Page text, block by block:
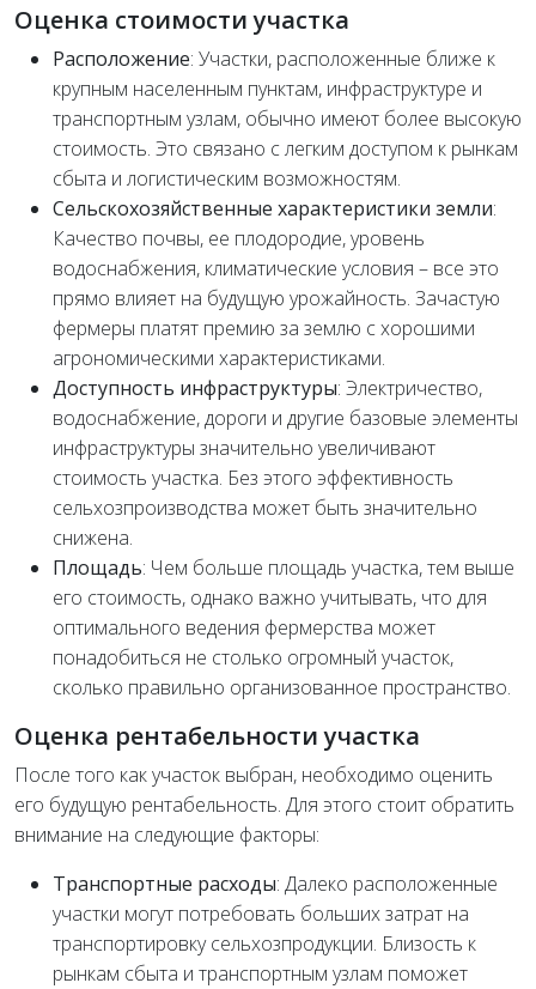
Оценка стоимости участка
Расположение: Участки, расположенные ближе к
крупным населенным пунктам, инфраструктуре и
транспортным узлам, обычно имеют более высокую
стоимость. Это связано с легким доступом к рынкам
сбыта и логистическим возможностям.
Сельскохозяйственные характеристики земли:
Качество почвы, ее плодородие, уровень
водоснабжения, климатические условия – все это
прямо влияет на будущую урожайность. Зачастую
фермеры платят премию за землю с хорошими
агрономическими характеристиками.
Доступность инфраструктуры: Электричество,
водоснабжение, дороги и другие базовые элементы
инфраструктуры значительно увеличивают
стоимость участка. Без этого эффективность
сельхозпроизводства может быть значительно
снижена.
Площадь: Чем больше площадь участка, тем выше
его стоимость, однако важно учитывать, что для
оптимального ведения фермерства может
понадобиться не столько огромный участок,
сколько правильно организованное пространство.
Оценка рентабельности участка
После того как участок выбран, необходимо оценить
его будущую рентабельность. Для этого стоит обратить
внимание на следующие факторы:
Транспортные расходы: Далеко расположенные
участки могут потребовать больших затрат на
транспортировку сельхозпродукции. Близость к
рынкам сбыта и транспортным узлам поможет